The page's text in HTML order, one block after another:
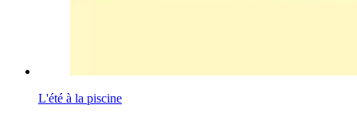
L'été à la piscine